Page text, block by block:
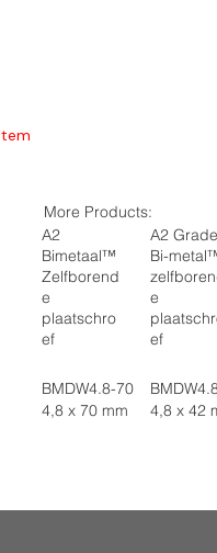
More Products:
A2
Bimetaal™
Zelfborend
e
plaatschro
ef
BMDW4.8-70
4,8 x 70 mm
A2 Grade
Bi-
e
ef
4,8 x 42